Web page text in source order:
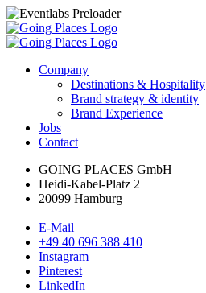
Company
Destinations & Hospitality
Brand strategy & identity
Brand Experience
Jobs
Contact
GOING PLACES GmbH
Heidi-Kabel-Platz 2
20099 Hamburg
E-Mail
+49 40 696 388 410
Instagram
Pinterest
LinkedIn